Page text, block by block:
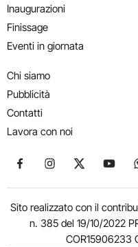
Inaugurazioni
Finissage
Eventi in giornata
Chi siamo
Pubblicità
Contatti
Lavora con noi
Seguici su Facebook
Seguici suSeguici su X
Sito realizzato con il
n. 385 del 19/10/2022
COR15906233